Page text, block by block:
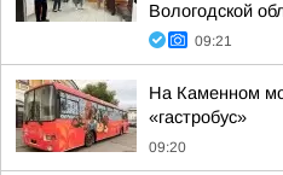
Вологодской
09:21
На Каменном
«гастробус»
09:20